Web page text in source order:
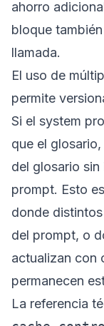
ahorro
bloque
llamada.
El uso de
permite
Si el system
que el
del glosario
prompt. Esto
donde
del prompt, o
actualizan con
permanecen
La referencia